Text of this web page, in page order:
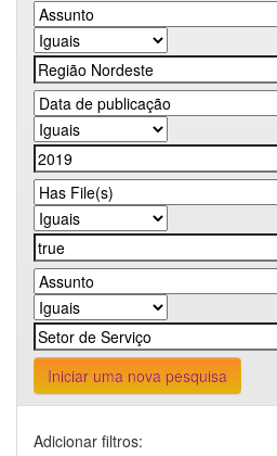
Iniciar uma nova pesquisa
Adicionar filtros: